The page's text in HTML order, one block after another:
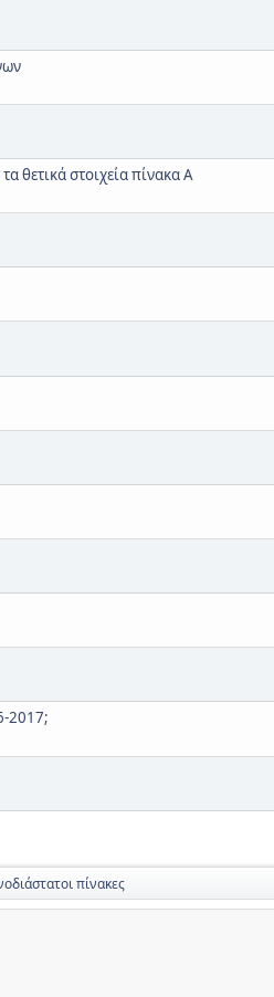
θετικά στοιχεία πίνακα Α
2017;
πίνακες